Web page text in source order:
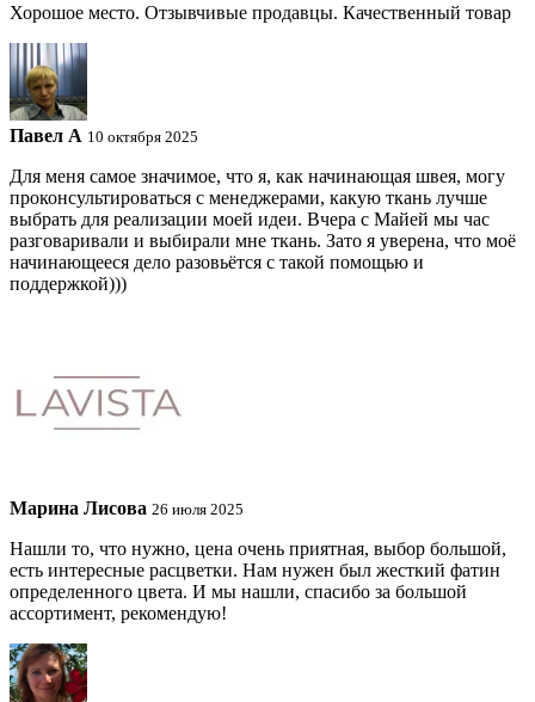
Хорошое место. Отзывчивые продавцы. Качественный товар
Павел A 10 октября 2025
Для меня самое значимое, что я, как начинающая швея, могу
проконсультироваться с менеджерами, какую ткань лучше
выбрать для реализации моей идеи. Вчера с Майей мы час
разговаривали и выбирали мне ткань. Зато я уверена, что моё
начинающееся дело разовьётся с такой помощью и
поддержкой)))
Марина Лисова 26 июля 2025
Нашли то, что нужно, цена очень приятная, выбор большой,
есть интересные расцветки. Нам нужен был жесткий фатин
определенного цвета. И мы нашли, спасибо за большой
ассортимент, рекомендую!